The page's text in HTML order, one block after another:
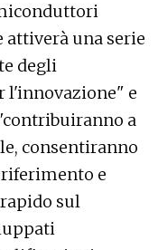
una serie
degli
l'innovazione" e
a
consentiranno
e
sul